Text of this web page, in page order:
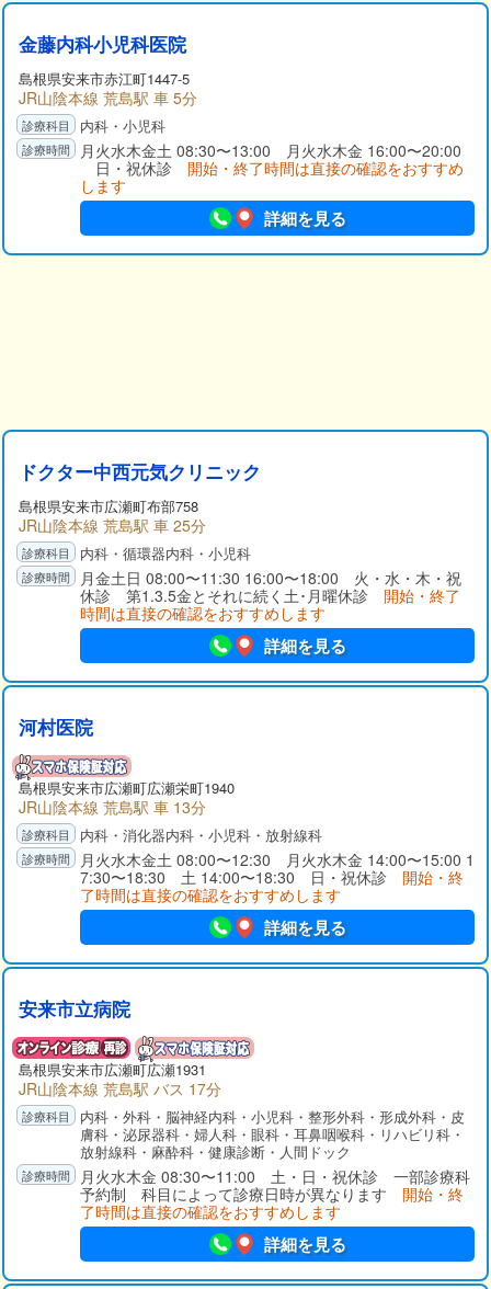
金藤内科小児科医院
島根県安来市赤江町1447-5
JR山陰本線 荒島駅 車 5分
内科・小児科
月火水木金土 08:30〜13:00 月火水木金 16:00〜20:00
日・祝休診 開始・終了時間は直接の確認をおすすめ
します
詳細を見る
ドクター中西元気クリニック
島根県安来市広瀬町布部758
JR山陰本線 荒島駅 車 25分
内科・循環器内科・小児科
月金土日 08:00〜11:30 16:00〜18:00 火・水・木・祝
休診 第1.3.5金とそれに続く土･月曜休診 開始・終了
時間は直接の確認をおすすめします
詳細を見る
河村医院
島根県安来市広瀬町広瀬栄町1940
JR山陰本線 荒島駅 車 13分
内科・消化器内科・小児科・放射線科
月火水木金土 08:00〜12:30 月火水木金 14:00〜15:00 1
7:30〜18:30 土 14:00〜18:30 日・祝休診 開始・終
了時間は直接の確認をおすすめします
詳細を見る
安来市立病院
島根県安来市広瀬町広瀬1931
JR山陰本線 荒島駅 バス 17分
内科・外科・脳神経内科・小児科・整形外科・形成外科・皮
膚科・泌尿器科・婦人科・眼科・耳鼻咽喉科・リハビリ科・
放射線科・麻酔科・健康診断・人間ドック
月火水木金 08:30〜11:00 土・日・祝休診 一部診療科
予約制 科目によって診療日時が異なります 開始・終
了時間は直接の確認をおすすめします
詳細を見る